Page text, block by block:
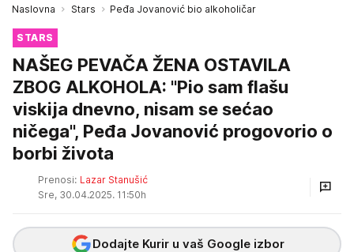
Naslovna Stars Peđa Jovanović bio alkoholičar
STARS
NAŠEG PEVAČA ŽENA OSTAVILA
ZBOG ALKOHOLA: "Pio sam flašu
viskija dnevno, nisam se sećao
ničega", Peđa Jovanović progovorio o
borbi života
Prenosi: Lazar Stanušić
Sre, 30.04.2025. 11:50h
Dodajte Kurir u vaš Google izbor